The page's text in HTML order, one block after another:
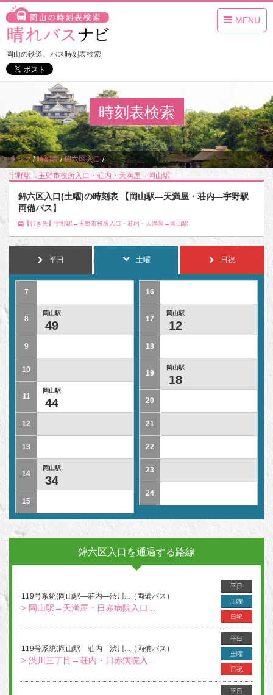
MENU
岡山の鉄道、バス時刻表検索
時刻表検索
トップ/時刻表/錦六区入口 /
宇野駅→玉野市役所入口・荘内・天満屋→岡山駅/
錦六区入口(土曜)の時刻表 【岡山駅―天満屋・荘内―宇野駅
両備バス】
【行き先】宇野駅→玉野市役所入口・荘内・天満屋→岡山駅
平日 土曜 日祝
7
8
岡山駅
49
9
10
11
岡山駅
44
12
13
14
岡山駅
34
15
16
17
岡山駅
12
18
19
岡山駅
18
20
21
22
23
24
錦六区入口を通過する路線
119号系統(岡山駅―荘内―渋川...（両備バス）
> 岡山駅→天満屋・日赤病院入口...
平日
土曜
日祝
119号系統(岡山駅―荘内―渋川...（両備バス）
> 渋川三丁目→荘内・日赤病院入...
平日
土曜
日祝
平日